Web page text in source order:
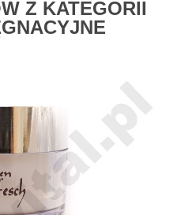
Z KATEGORII